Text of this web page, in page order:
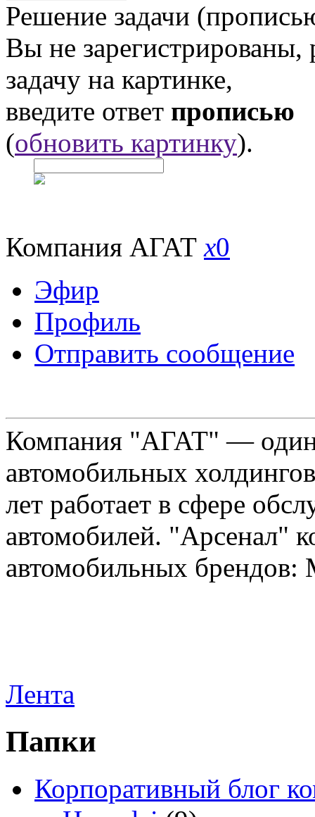
Решение задачи
Вы не
задачу на картинке,
введите ответ прописью
(обновить картинку).
Компания АГАТx0
Эфир
Профиль
Отправить сообщение
Компания "АГАТ" —
автомобильных
лет работает в сфере
автомобилей. "Арсенал"
автомобильных
Лента
Папки
Корпоративный блог